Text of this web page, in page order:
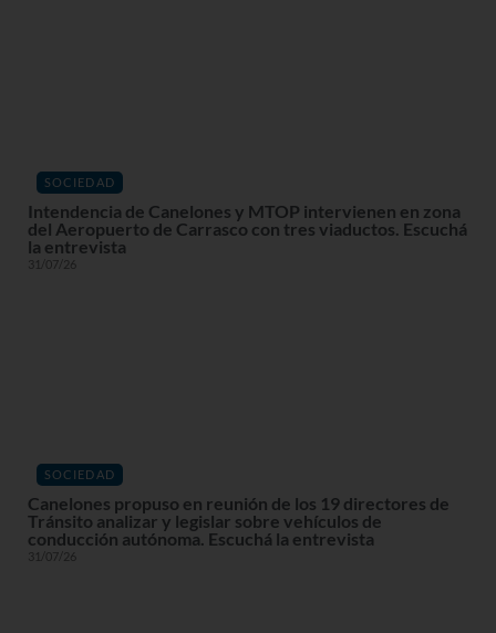
SOCIEDAD
Intendencia de Canelones y MTOP intervienen en zona
del Aeropuerto de Carrasco con tres viaductos. Escuchá
la entrevista
31/07/26
SOCIEDAD
Canelones propuso en reunión de los 19 directores de
Tránsito analizar y legislar sobre vehículos de
conducción autónoma. Escuchá la entrevista
31/07/26